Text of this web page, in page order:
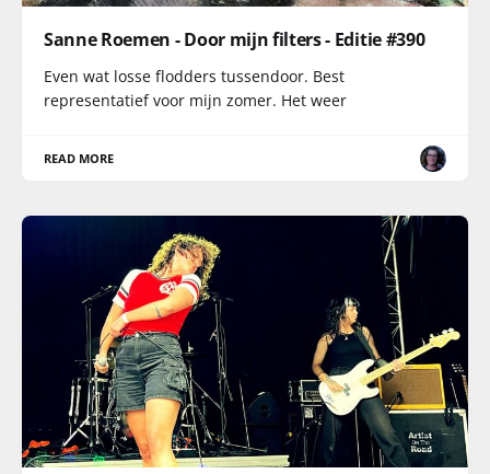
Sanne Roemen - Door mijn filters - Editie #390
Even wat losse flodders tussendoor. Best
representatief voor mijn zomer. Het weer
READ MORE